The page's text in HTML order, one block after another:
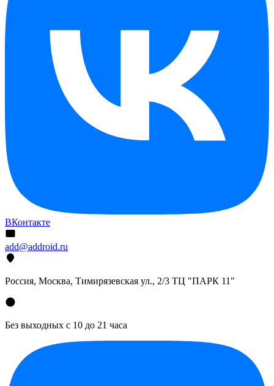
ВКонтакте
add@addroid.ru
Россия, Москва, Тимирязевская ул., 2/3 ТЦ "ПАРК 11"
Без выходных с 10 до 21 часа